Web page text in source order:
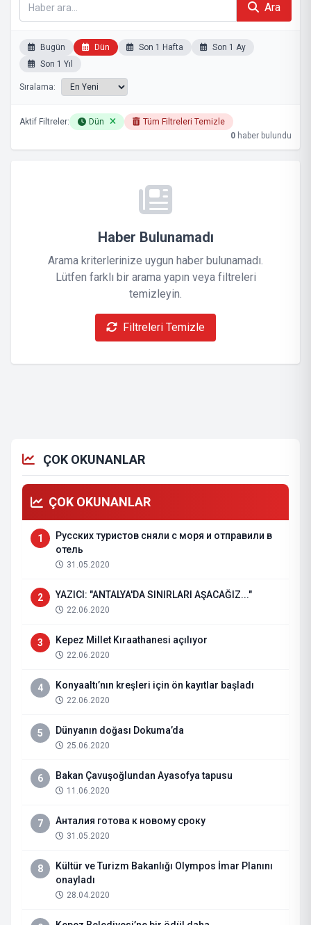
Ara
Bugün Dün Son 1 Hafta
Son 1 Ay
Son 1 Yıl
Sıralama:
Aktif Filtreler: Dün
Tüm Filtreleri Temizle
0 haber bulundu
Haber Bulunamadı
Arama kriterlerinize uygun haber bulunamadı.
Lütfen farklı bir arama yapın veya filtreleri
temizleyin.
Filtreleri Temizle
ÇOK OKUNANLAR
ÇOK OKUNANLAR
1
Русских туристов сняли с моря и отправили в
отель
31.05.2020
2 YAZICI: "ANTALYA'DA SINIRLARI AŞACAĞIZ..."
22.06.2020
3 Kepez Millet Kıraathanesi açılıyor
22.06.2020
4 Konyaaltı’nın kreşleri için ön kayıtlar başladı
22.06.2020
5 Dünyanın doğası Dokuma’da
25.06.2020
6 Bakan Çavuşoğlundan Ayasofya tapusu
11.06.2020
7 Анталия готова к новому сроку
31.05.2020
8
Kültür ve Turizm Bakanlığı Olympos İmar Planını
onayladı
28.04.2020